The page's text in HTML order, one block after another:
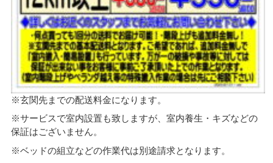
※玄関先までの配送料金になります。
※サービスで室内設置も致しますが、室内養生・キズなどの
保証はございません。
※ベッドの組立などの作業代は別途請求となります。